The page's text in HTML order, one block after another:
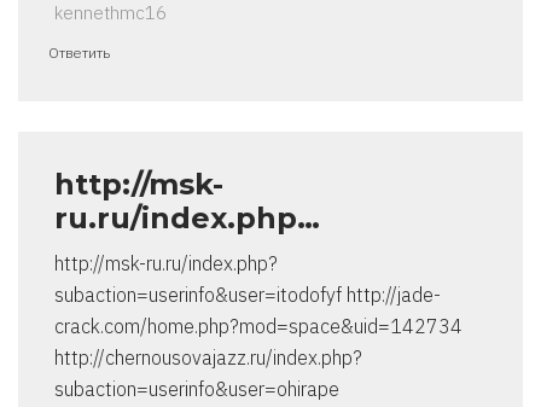
kennethmc16
Ответить
http://msk-
ru.ru/index.php…
http://msk-ru.ru/index.php?
subaction=userinfo&user=itodofyf http://jade-
crack.com/home.php?mod=space&uid=142734
http://chernousovajazz.ru/index.php?
subaction=userinfo&user=ohirape